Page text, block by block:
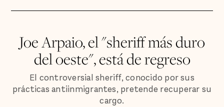
Joe Arpaio, el "sheriff más duro
del oeste", está de regreso
El controversial sheriff, conocido por sus
prácticas antiinmigrantes, pretende recuperar su
cargo.